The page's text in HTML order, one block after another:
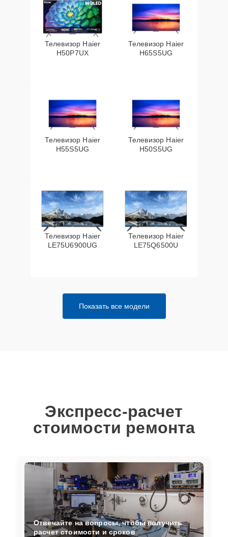
Телевизор Haier
H50P7UX
Телевизор Haier
H65S5UG
Телевизор Haier
H55S5UG
Телевизор Haier
H50S5UG
Телевизор Haier
LE75U6900UG
Телевизор Haier
LE75Q6500U
Показать все модели
Экспресс-расчет
стоимости ремонта
Отвечайте на вопросы, чтобы получить
расчет стоимости и сроков